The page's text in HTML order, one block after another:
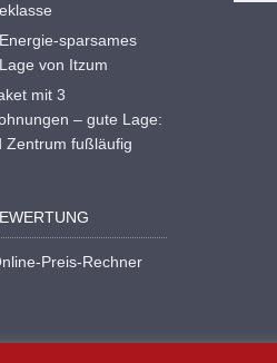
sparsames
von Itzum
mit 3
– gute Lage:
Zentrum fußläufig
Preis-Rechner